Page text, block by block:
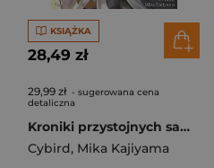
KSIĄŻKA
28,49 zł
29,99 zł - sugerowana cena
detaliczna
Kroniki przystojnych samurajów. Tom 3
Cybird, Mika Kajiyama